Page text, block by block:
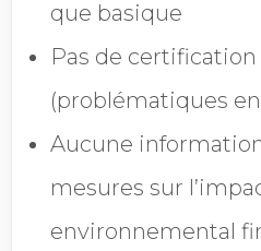
que basique
Pas de certification
(problématiques
Aucune
mesures sur
environnemental